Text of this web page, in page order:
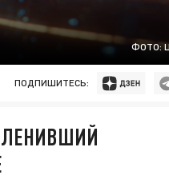
ФОТО:
ПОДПИШИТЕСЬ: